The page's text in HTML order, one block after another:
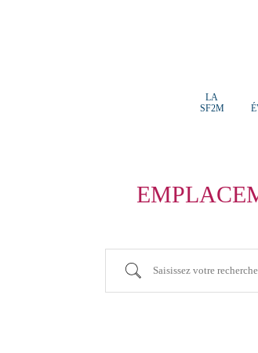
LA
SF2M
Saisissez